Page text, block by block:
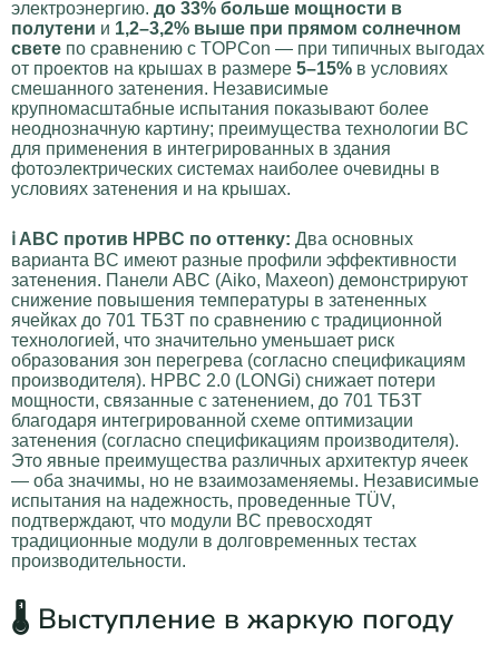
электроэнергию. до 33% больше мощности в
полутени и 1,2–3,2% выше при прямом солнечном
свете по сравнению с TOPCon — при типичных выгодах
от проектов на крышах в размере 5–15% в условиях
смешанного затенения. Независимые
крупномасштабные испытания показывают более
неоднозначную картину; преимущества технологии BC
для применения в интегрированных в здания
фотоэлектрических системах наиболее очевидны в
условиях затенения и на крышах.
ℹ️ ABC против HPBC по оттенку: Два основных
варианта BC имеют разные профили эффективности
затенения. Панели ABC (Aiko, Maxeon) демонстрируют
снижение повышения температуры в затененных
ячейках до 701 ТБ3Т по сравнению с традиционной
технологией, что значительно уменьшает риск
образования зон перегрева (согласно спецификациям
производителя). HPBC 2.0 (LONGi) снижает потери
мощности, связанные с затенением, до 701 ТБ3Т
благодаря интегрированной схеме оптимизации
затенения (согласно спецификациям производителя).
Это явные преимущества различных архитектур ячеек
— оба значимы, но не взаимозаменяемы. Независимые
испытания на надежность, проведенные TÜV,
подтверждают, что модули BC превосходят
традиционные модули в долговременных тестах
производительности.
🌡️ Выступление в жаркую погоду